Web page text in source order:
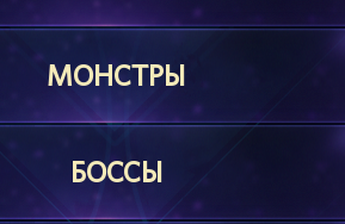
МОНСТРЫ
БОССЫ